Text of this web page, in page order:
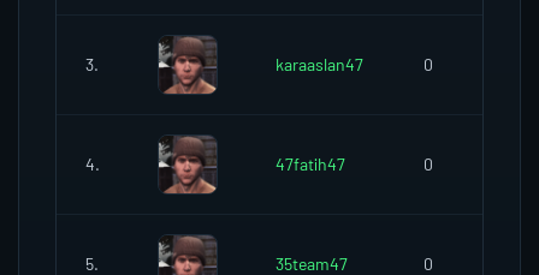
3. karaaslan47 0
4. 47fatih47 0
5. 35team47 0